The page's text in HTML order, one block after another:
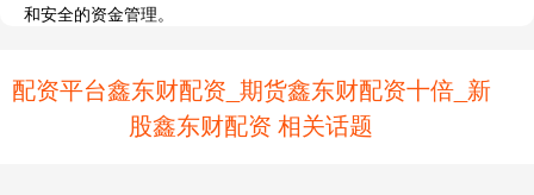
和安全的资金管理。
配资平台鑫东财配资_期货鑫东财配资十倍_新
股鑫东财配资 相关话题